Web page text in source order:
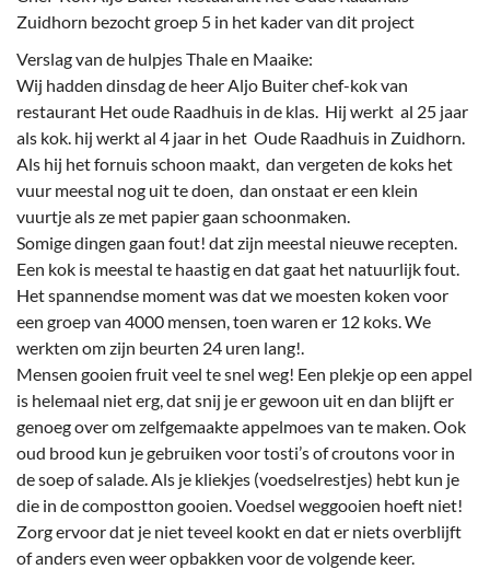
Zuidhorn bezocht groep 5 in het kader van dit project
Verslag van de hulpjes Thale en Maaike:
Wij hadden dinsdag de heer Aljo Buiter chef-kok van
restaurant Het oude Raadhuis in de klas. Hij werkt al 25 jaar
als kok. hij werkt al 4 jaar in het Oude Raadhuis in Zuidhorn.
Als hij het fornuis schoon maakt, dan vergeten de koks het
vuur meestal nog uit te doen, dan onstaat er een klein
vuurtje als ze met papier gaan schoonmaken.
Somige dingen gaan fout! dat zijn meestal nieuwe recepten.
Een kok is meestal te haastig en dat gaat het natuurlijk fout.
Het spannendse moment was dat we moesten koken voor
een groep van 4000 mensen, toen waren er 12 koks. We
werkten om zijn beurten 24 uren lang!.
Mensen gooien fruit veel te snel weg! Een plekje op een appel
is helemaal niet erg, dat snij je er gewoon uit en dan blijft er
genoeg over om zelfgemaakte appelmoes van te maken. Ook
oud brood kun je gebruiken voor tosti’s of croutons voor in
de soep of salade. Als je kliekjes (voedselrestjes) hebt kun je
die in de compostton gooien. Voedsel weggooien hoeft niet!
Zorg ervoor dat je niet teveel kookt en dat er niets overblijft
of anders even weer opbakken voor de volgende keer.